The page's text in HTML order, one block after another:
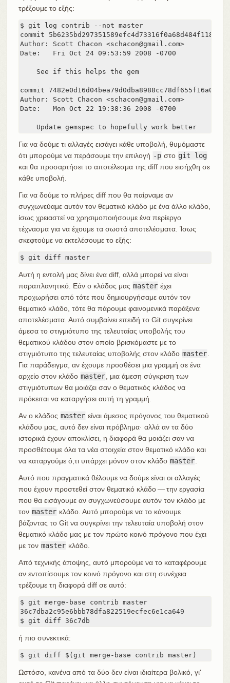
τρέξουμε το εξής:
$ git log contrib --not master
commit 5b6235bd297351589efc4d73316f0a68d484f118
Author: Scott Chacon <schacon@gmail.com>
Date:   Fri Oct 24 09:53:59 2008 -0700
    See if this helps the gem
commit 7482e0d16d04bea79d0dba8988cc78df655f16a0
Author: Scott Chacon <schacon@gmail.com>
Date:   Mon Oct 22 19:38:36 2008 -0700
    Update gemspec to hopefully work better
Για να δούμε τι αλλαγές εισάγει κάθε υποβολή, θυμόμαστε
ότι μπορούμε να περάσουμε την επιλογή -p στο git log
και θα προσαρτήσει το αποτέλεσμα της diff που εισήχθη σε
κάθε υποβολή.
Για να δούμε το πλήρες diff που θα παίρναμε αν
συγχωνεύαμε αυτόν τον θεματικό κλάδο με ένα άλλο κλάδο,
ίσως χρειαστεί να χρησιμοποιήσουμε ένα περίεργο
τέχνασμα για να έχουμε τα σωστά αποτελέσματα. Ίσως
σκεφτούμε να εκτελέσουμε το εξής:
$ git diff master
Αυτή η εντολή μας δίνει ένα diff, αλλά μπορεί να είναι
παραπλανητικό. Εάν ο κλάδος μας master έχει
προχωρήσει από τότε που δημιουργήσαμε αυτόν τον
θεματικό κλάδο, τότε θα πάρουμε φαινομενικά παράξενα
αποτελέσματα. Αυτό συμβαίνει επειδή το Git συγκρίνει
άμεσα το στιγμιότυπο της τελευταίας υποβολής του
θεματικού κλάδου στον οποίο βρισκόμαστε με το
στιγμιότυπο της τελευταίας υποβολής στον κλάδο master
Για παράδειγμα, αν έχουμε προσθέσει μια γραμμή σε ένα
αρχείο στον κλάδο master , μια άμεση σύγκριση των
στιγμιότυπων θα μοιάζει σαν ο θεματικός κλάδος να
πρόκειται να καταργήσει αυτή τη γραμμή.
Αν ο κλάδος master είναι άμεσος πρόγονος του θεματικού
κλάδου μας, αυτό δεν είναι πρόβλημα· αλλά αν τα δύο
ιστορικά έχουν αποκλίσει, η διαφορά θα μοιάζει σαν να
προσθέτουμε όλα τα νέα στοιχεία στον θεματικό κλάδο και
να καταργούμε ό,τι υπάρχει μόνον στον κλάδο master
Αυτό που πραγματικά θέλουμε να δούμε είναι οι αλλαγές
που έχουν προστεθεί στον θεματικό κλάδο — την εργασία
που θα εισάγουμε αν συγχωνεύσουμε αυτόν τον κλάδο με
τον master κλάδο. Αυτό μπορούμε να το κάνουμε
βάζοντας το Git να συγκρίνει την τελευταία υποβολή στον
θεματικό κλάδο μας με τον πρώτο κοινό πρόγονο που έχει
με τον master κλάδο.
Από τεχνικής άποψης, αυτό μπορούμε να το καταφέρουμε
αν εντοπίσουμε τον κοινό πρόγονο και στη συνέχεια
τρέξουμε τη διαφορά diff σε αυτό:
$ git merge-base contrib master
36c7dba2c95e6bbb78dfa822519ecfec6e1ca649
$ git diff 36c7db
ή πιο συνεκτικά:
$ git diff $(git merge-base contrib master)
Ωστόσο, κανένα από τα δύο δεν είναι ιδιαίτερα βολικό, γι'